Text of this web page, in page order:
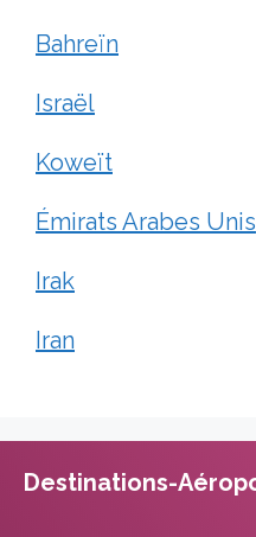
Bahreïn
Israël
Koweït
Émirats Arabes Unis
Irak
Iran
Destinations-